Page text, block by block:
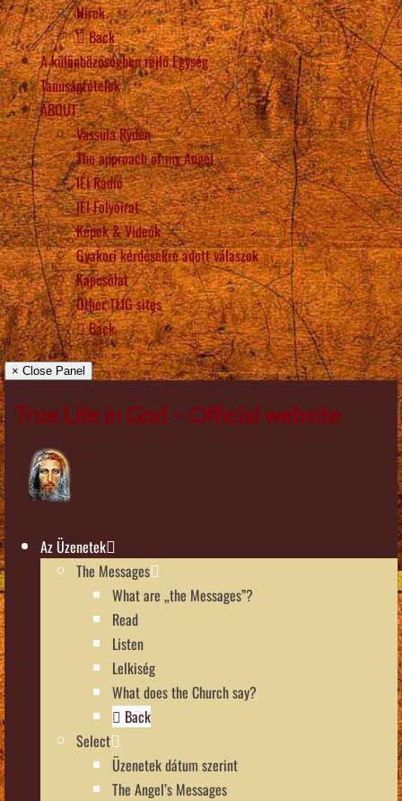
Hírek
Back
A különbözőségben rejlő Egység
Tanúságtételek
ABOUT
Vassula Rydén
The approach of my Angel
IÉI Rádió
IÉI Folyóirat
Képek & Videók
Gyakori kérdésekre adott válaszok
Kapcsolat
Other TLIG sites
Back
× Close Panel
True Life in God – Official website
Az Üzenetek
The Messages
What are „the Messages”?
Read
Listen
Lelkiség
What does the Church say?
Back
Select
Üzenetek dátum szerint
The Angel’s Messages